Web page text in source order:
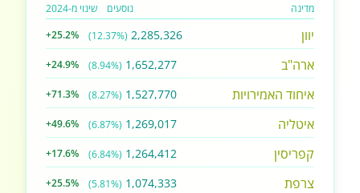
מדינה נוסעים שינוי מ-2024
יוון 2,285,326
(12.37%)
+25.2%
ארה"ב 1,652,277
(8.94%)
+24.9%
איחוד האמירויות 1,527,770
(8.27%)
+71.3%
איטליה 1,269,017
(6.87%)
+49.6%
קפריסין 1,264,412
(6.84%)
+17.6%
צרפת 1,074,333
(5.81%)
+25.5%